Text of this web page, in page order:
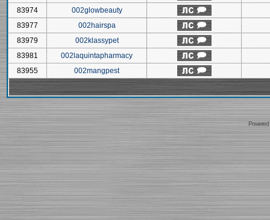
83974
002glowbeauty
83977
002hairspa
83979
002klassypet
83981
002laquintapharmacy
83955
002mangpest